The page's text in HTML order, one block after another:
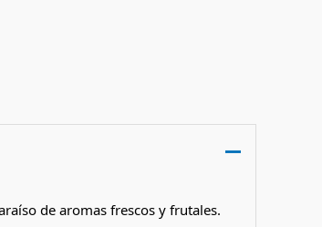
de aromas frescos y frutales.